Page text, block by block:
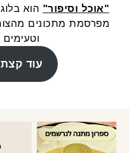
"אוכל וסיפור" הוא
מפרסמת מתכונים
עוד